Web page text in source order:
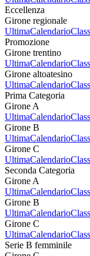
Eccellenza
Girone regionale
UltimaCalendario
Promozione
Girone trentino
UltimaCalendario
Girone altoatesino
UltimaCalendario
Prima Categoria
Girone A
UltimaCalendario
Girone B
UltimaCalendario
Girone C
UltimaCalendario
Seconda Categoria
Girone A
UltimaCalendario
Girone B
UltimaCalendario
Girone C
UltimaCalendario
Serie B femminile